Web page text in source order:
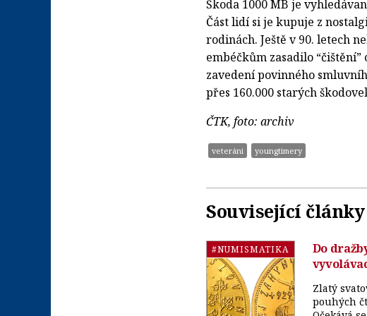
Škoda 1000 MB je
Část lidí si je kupuje z
rodinách. Ještě v 90. letech
embéčkům zasadilo
zavedení povinného
přes 160.000 starých
ČTK, foto: archiv
veteráni youngtimery
Související články
#NUMISMATIKA
Do
Zlatý
pouhých